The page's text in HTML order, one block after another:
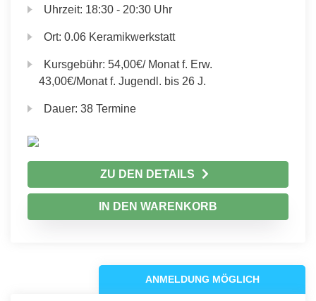
Uhrzeit: 18:30 - 20:30 Uhr
Ort:0.06 Keramikwerkstatt
Kursgebühr:54,00€/ Monat f. Erw.
43,00€/Monat f. Jugendl. bis 26 J.
Dauer:38 Termine
ZU DEN DETAILS
IN DEN WARENKORB
ANMELDUNG MÖGLICH